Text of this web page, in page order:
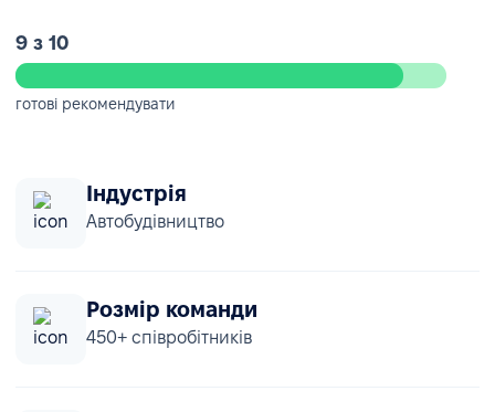
9 з 10
готові рекомендувати
Індустрія
Автобудівництво
Розмір команди
450+ співробітників